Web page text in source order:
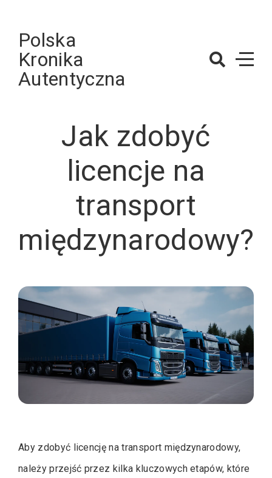
contentPolska
Kronika
Autentyczna
Jak zdobyć
licencje na
transport
międzynarodowy?
Aby zdobyć licencję na transport międzynarodowy,
należy przejść przez kilka kluczowych etapów, które